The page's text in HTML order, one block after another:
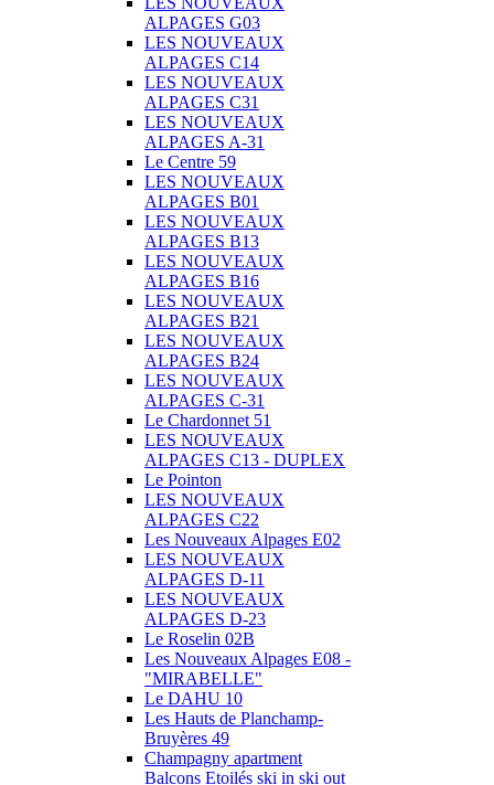
ALPAGES G03
LES NOUVEAUX
ALPAGES C14
LES NOUVEAUX
ALPAGES C31
LES NOUVEAUX
ALPAGES A-31
Le Centre 59
LES NOUVEAUX
ALPAGES B01
LES NOUVEAUX
ALPAGES B13
LES NOUVEAUX
ALPAGES B16
LES NOUVEAUX
ALPAGES B21
LES NOUVEAUX
ALPAGES B24
LES NOUVEAUX
ALPAGES C-31
Le Chardonnet 51
LES NOUVEAUX
ALPAGES C13 - DUPLEX
Le Pointon
LES NOUVEAUX
ALPAGES C22
Les Nouveaux Alpages E02
LES NOUVEAUX
ALPAGES D-11
LES NOUVEAUX
ALPAGES D-23
Le Roselin 02B
Les Nouveaux Alpages E08 -
"MIRABELLE"
Le DAHU 10
Les Hauts de Planchamp-
Bruyères 49
Champagny apartment
Balcons Etoilés ski in ski out